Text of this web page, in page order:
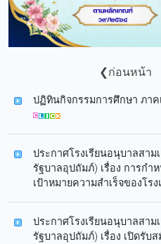
❮ก่อนหน้า
ปฏิทินกิจกรรมการศึกษา ภาค
ประกาศโรงเรียนอนุบาลสา
รัฐบาลอุปถัมภ์) เรื่อง การกำ
เป้าหมายความสำเร็จของโรง
ประกาศโรงเรียนอนุบาลสา
รัฐบาลอุปถัมภ์) เรื่อง เปิดรับ